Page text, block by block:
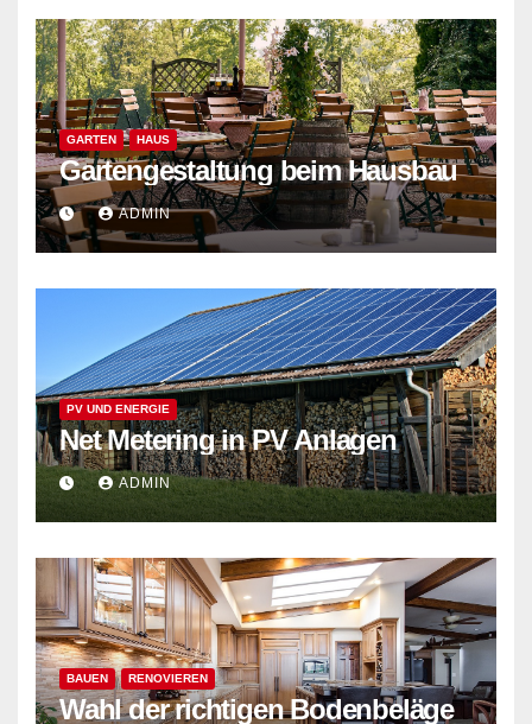
GARTEN HAUS
Gartengestaltung beim Hausbau
ADMIN
PV UND ENERGIE
Net Metering in PV Anlagen
ADMIN
BAUEN RENOVIEREN
Wahl der richtigen Bodenbeläge